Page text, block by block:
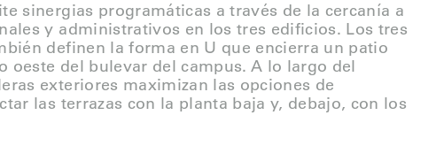
sinergias programáticas a través de la cercanía a
y administrativos en los tres edificios. Los tres
definen la forma en U que encierra un patio
oeste del bulevar del campus. A lo largo del
exteriores maximizan las opciones de
las terrazas con la planta baja y, debajo, con los